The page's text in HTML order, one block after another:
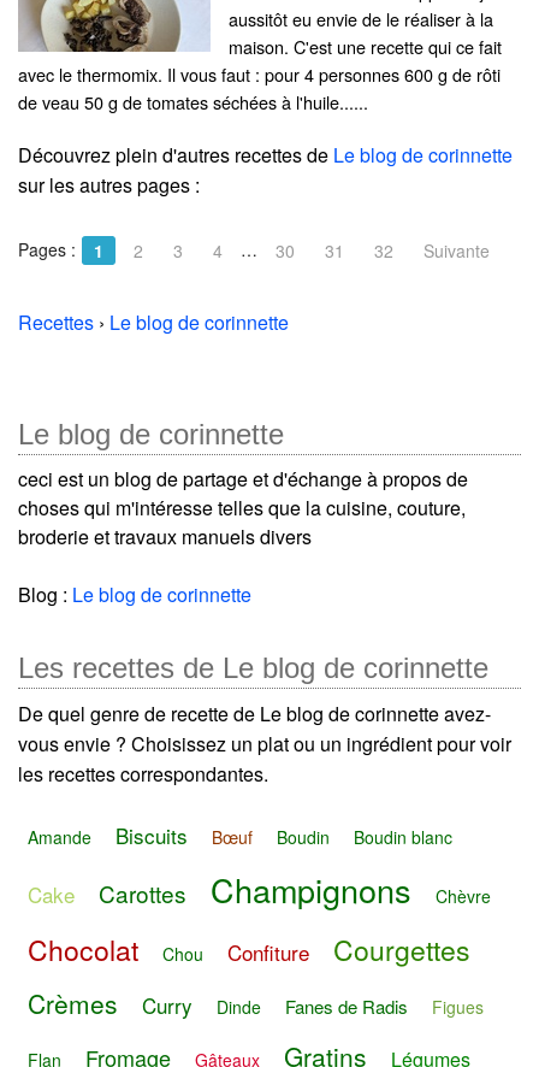
aussitôt eu envie de le réaliser à la
maison. C'est une recette qui ce fait
avec le thermomix. Il vous faut : pour 4 personnes 600 g de rôti
de veau 50 g de tomates séchées à l'huile......
Découvrez plein d'autres recettes de Le blog de corinnette
sur les autres pages :
Pages : 1 2 3 4 … 30 31 32 Suivante
Recettes › Le blog de corinnette
Le blog de corinnette
ceci est un blog de partage et d'échange à propos de
choses qui m'intéresse telles que la cuisine, couture,
broderie et travaux manuels divers
Blog : Le blog de corinnette
Les recettes de Le blog de corinnette
De quel genre de recette de Le blog de corinnette avez-
vous envie ? Choisissez un plat ou un ingrédient pour voir
les recettes correspondantes.
Amande Biscuits Bœuf Boudin Boudin blanc
Cake Carottes Champignons Chèvre
Chocolat Chou Confiture Courgettes
Crèmes Curry Dinde Fanes de Radis Figues
Flan Fromage Gâteaux Gratins
Légumes